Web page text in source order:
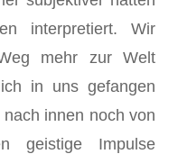
interpretiert. Wir
mehr zur Welt
in uns gefangen
innen noch von
geistige Impulse